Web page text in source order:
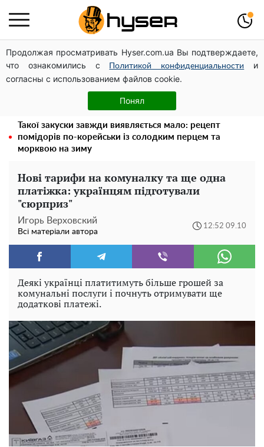
Продолжая просматривать Hyser.com.ua Вы подтверждаете,
что ознакомились с
Политикой конфиденциальности
и
согласны с использованием файлов cookie.
Понял
Українська авіатранспортна асоціація звернулася до
Мінфіну із закликом уніфікувати оподаткування
авіалізингу
Повністю гола Анна Трінчер блиснула "принадами":
таких розмірів ви ще не бачили
Такої закуски завжди виявляється мало: рецепт
помідорів по-корейськи із солодким перцем та
морквою на зиму
Нові тарифи на комуналку та ще одна
платіжка: українцям підготували
"сюрприз"
Игорь Верховский
Всі матеріали автора
12:52 09.10
Деякі українці платитимуть більше грошей за
комунальні послуги і почнуть отримувати ще
додаткові платежі.